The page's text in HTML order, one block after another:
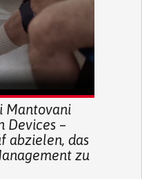
Mantovani
Devices –
abzielen, das
zu